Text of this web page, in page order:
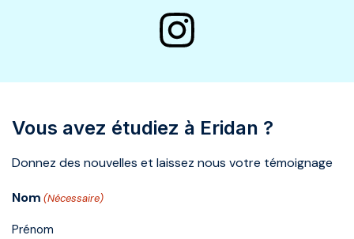
Vous avez étudiez à Eridan ?
Donnez des nouvelles et laissez nous votre témoignage
Nom (Nécessaire)
Prénom